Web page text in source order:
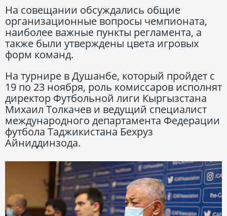
На совещании обсуждались общие
организационные вопросы чемпионата,
наиболее важные пункты регламента, а
также были утверждены цвета игровых
форм команд.
На турнире в Душанбе, который пройдет с
19 по 23 ноября, роль комиссаров исполнят
директор Футбольной лиги Кыргызстана
Михаил Толкачев и ведущий специалист
международного департамента Федерации
футбола Таджикистана Бехруз
Айниддинзода.